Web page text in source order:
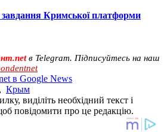
Кримської платформи
в Telegram. Підписуйтесь на наш
в Google News
, Крым
виділіть необхідний текст і
повідомити про це редакцію.